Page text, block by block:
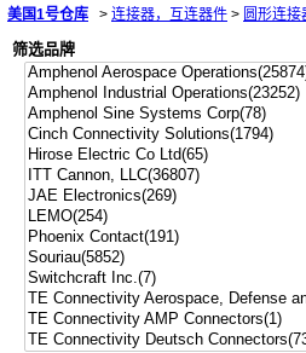
美国1号仓库 > 连接器，互连器件 > 圆形连接
筛选品牌